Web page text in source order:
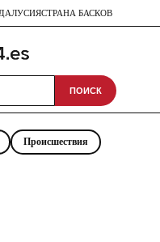
СТРАНА БАСКОВ
ПОИСК
Происшествия